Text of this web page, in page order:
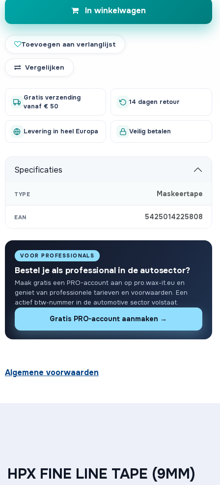
In winkelwagen
Toevoegen aan verlanglijst
Vergelijken
Gratis verzending
vanaf € 50
14 dagen retour
Levering in heel Europa Veilig betalen
Specificaties
TYPE Maskeertape
EAN 5425014225808
VOOR PROFESSIONALS
Bestel je als professional in de autosector?
Maak gratis een PRO-account aan op pro.wax-it.eu en
geniet van professionele tarieven en voorwaarden. Een
actief btw-nummer in de automotive sector volstaat.
Gratis PRO-account aanmaken →
Algemene voorwaarden
HPX FINE LINE TAPE (9MM)